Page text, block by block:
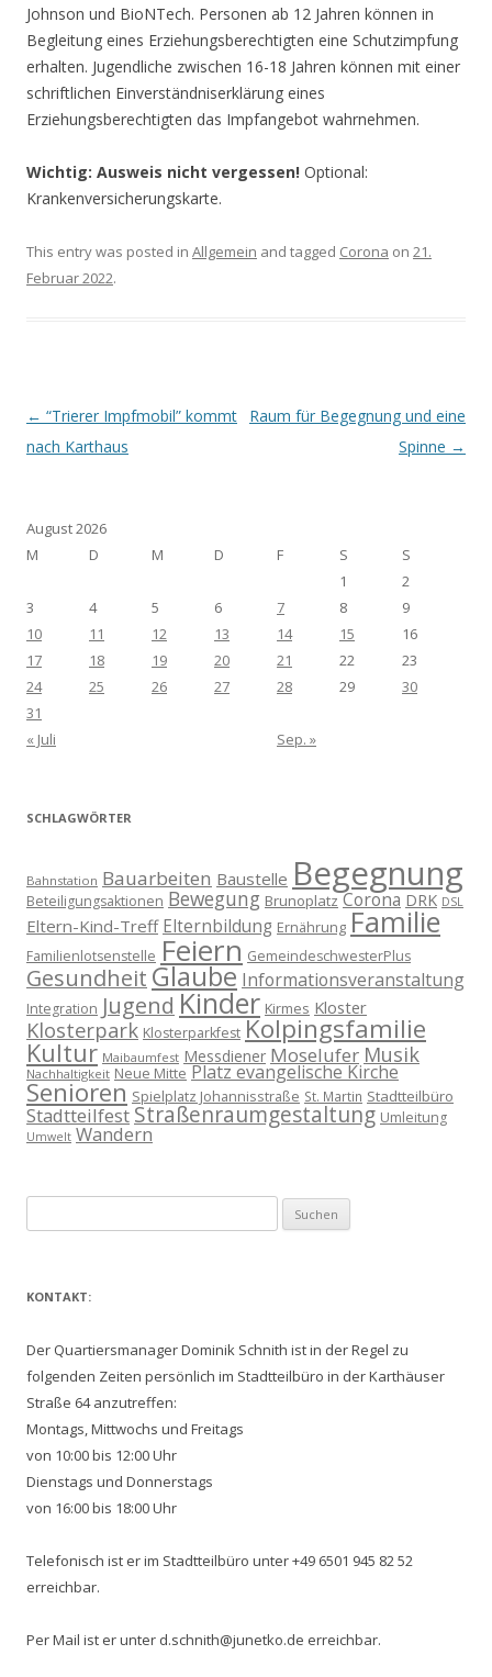
Johnson und BioNTech. Personen ab 12 Jahren können in
Begleitung eines Erziehungsberechtigten eine Schutzimpfung
erhalten. Jugendliche zwischen 16-18 Jahren können mit einer
schriftlichen Einverständniserklärung eines
Erziehungsberechtigten das Impfangebot wahrnehmen.
Wichtig: Ausweis nicht vergessen! Optional:
Krankenversicherungskarte.
This entry was posted in Allgemein and tagged Corona on 21.
Februar 2022.
Post navigation
← “Trierer Impfmobil” kommt
nach Karthaus
Raum für Begegnung und eine
Spinne →
August 2026
M
D M D F S
S
1
2
3
4 5 6 7 8
9
10
11 12 13 14 15
16
17
18 19 20 21 22
23
24
25 26 27 28 29
30
31
« Juli
Sep. »
SCHLAGWÖRTER
Bahnstation Bauarbeiten Baustelle Begegnung
Beteiligungsaktionen Bewegung Brunoplatz Corona DRK DSL
Eltern-Kind-Treff Elternbildung Ernährung Familie
Familienlotsenstelle Feiern GemeindeschwesterPlus
Gesundheit Glaube Informationsveranstaltung
Integration Jugend Kinder Kirmes Kloster
Klosterpark Klosterparkfest Kolpingsfamilie
Kultur Maibaumfest Messdiener Moselufer Musik
Nachhaltigkeit Neue Mitte Platz evangelische Kirche
Senioren Spielplatz Johannisstraße St. Martin Stadtteilbüro
Stadtteilfest Straßenraumgestaltung Umleitung
Umwelt Wandern
nach:
KONTAKT:
Der Quartiersmanager Dominik Schnith ist in der Regel zu
folgenden Zeiten persönlich im Stadtteilbüro in der Karthäuser
Straße 64 anzutreffen:
Montags, Mittwochs und Freitags
von 10:00 bis 12:00 Uhr
Dienstags und Donnerstags
von 16:00 bis 18:00 Uhr
Telefonisch ist er im Stadtteilbüro unter +49 6501 945 82 52
erreichbar.
Per Mail ist er unter d.schnith@junetko.de erreichbar.